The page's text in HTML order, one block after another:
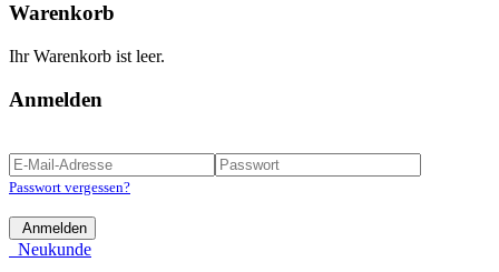
Warenkorb
Ihr Warenkorb ist leer.
Anmelden
Passwort vergessen?
Anmelden
Neukunde